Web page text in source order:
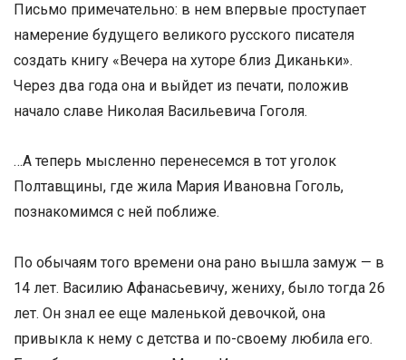
Письмо примечательно: в нем впервые проступает
намерение будущего великого русского писателя
создать книгу «Вечера на хуторе близ Диканьки».
Через два года она и выйдет из печати, положив
начало славе Николая Васильевича Гоголя.
…А теперь мысленно перенесемся в тот уголок
Полтавщины, где жила Мария Ивановна Гоголь,
познакомимся с ней поближе.
По обычаям того времени она рано вышла замуж — в
14 лет. Василию Афанасьевичу, жениху, было тогда 26
лет. Он знал ее еще маленькой девочкой, она
привыкла к нему с детства и по-своему любила его.